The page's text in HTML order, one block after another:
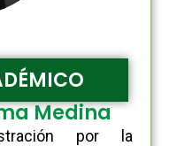
Medina
por la